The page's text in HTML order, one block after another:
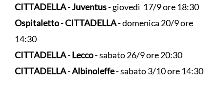
CITTADELLA-Juventus- giovedì 17/9 ore 18:30
Ospitaletto-CITTADELLA- domenica 20/9 ore
14:30
CITTADELLA-Lecco- sabato 26/9 ore 20:30
CITTADELLA-Albinoleffe- sabato 3/10 ore 14:30